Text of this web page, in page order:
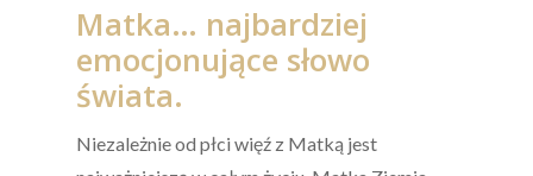
Matka… najbardziej
emocjonujące słowo
świata.
Niezależnie od płci więź z Matką jest